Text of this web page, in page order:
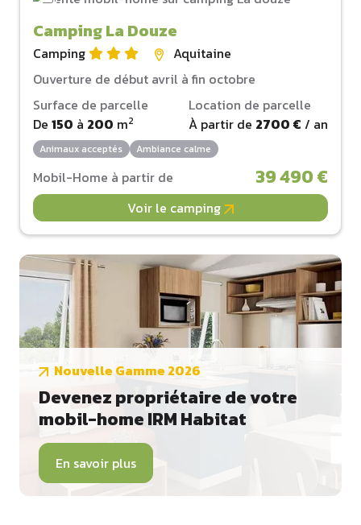
Camping La Douze
Camping
Aquitaine
Ouverture de début avril à fin octobre
Surface de parcelle
De 150 à 200 m2
Location de parcelle
À partir de 2700 € / an
Animaux acceptés Ambiance calme
Mobil-Home à partir de 39 490 €
Voir le camping
Nouvelle Gamme 2026
Devenez propriétaire de votre
mobil-home IRM Habitat
En savoir plus